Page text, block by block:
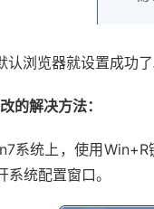
浏览器就设置成功了
的解决方法：
系统上，使用
系统配置窗口。